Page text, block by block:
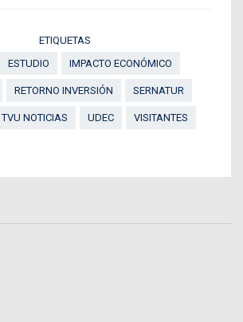
ETIQUETAS
ESTUDIO IMPACTO ECONÓMICO
RETORNO INVERSIÓN SERNATUR
TVU NOTICIAS UDEC VISITANTES